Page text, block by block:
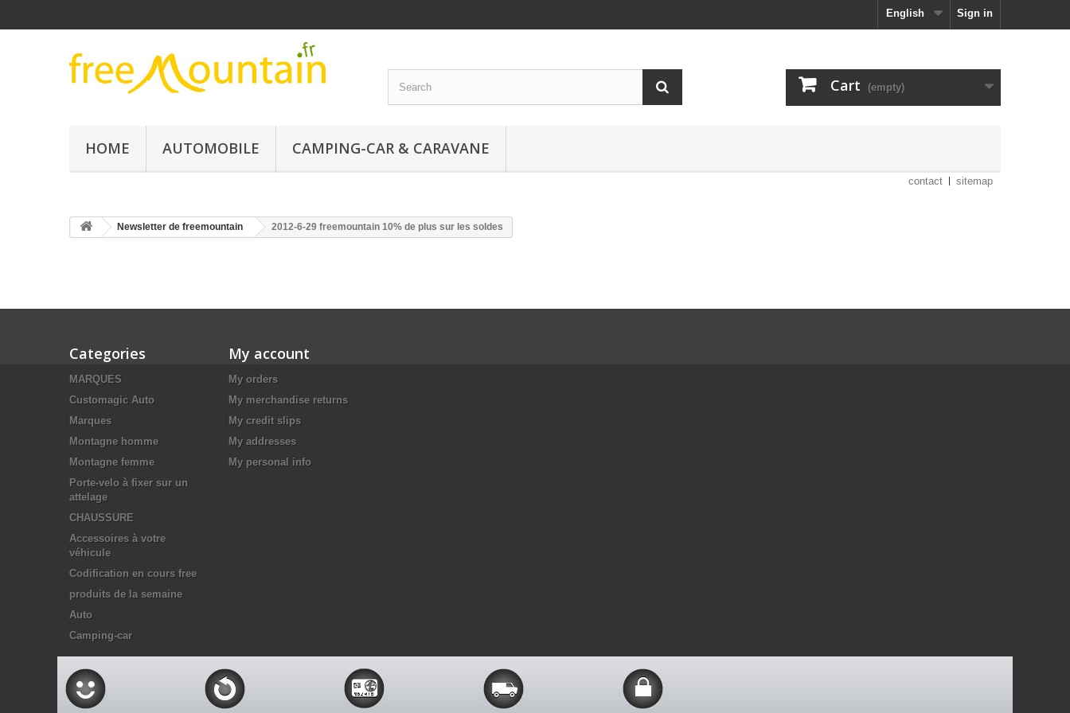
Sign in
English
Cart (empty)
HOME AUTOMOBILE CAMPING-CAR & CARAVANE
contact sitemap
Newsletter de freemountain 2012-6-29 freemountain 10% de plus sur les soldes
Categories
MARQUES
Customagic Auto
Marques
Montagne homme
Montagne femme
Porte-velo à fixer sur un
attelage
CHAUSSURE
Accessoires à votre
véhicule
Codification en cours free
produits de la semaine
Auto
Camping-car
My account
My orders
My merchandise returns
My credit slips
My addresses
My personal info